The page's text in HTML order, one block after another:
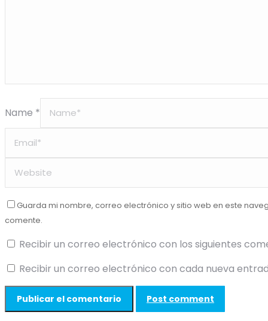
Name *
Guarda mi nombre, correo electrónico y sitio web en este
comente.
Recibir un correo electrónico con los siguientes
Recibir un correo electrónico con cada nueva
Post comment